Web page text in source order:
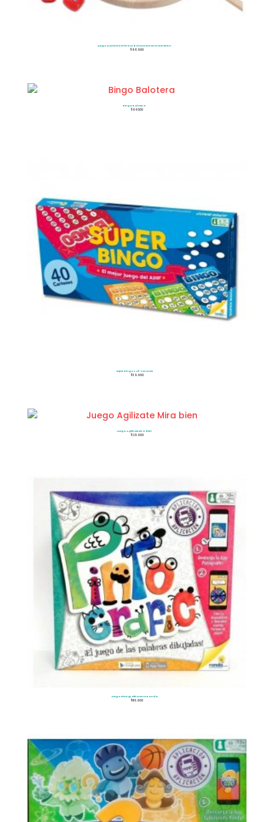
Juego Motricidad Fina Árbol De Manzana Numérico
$66.900
Bingo Balotera
$64.500
Súper Bingo x 40 cartones
$39.900
Juego Agilizate Mira bien
$29.900
Juego Pintografic Marca Ronda
$116.900